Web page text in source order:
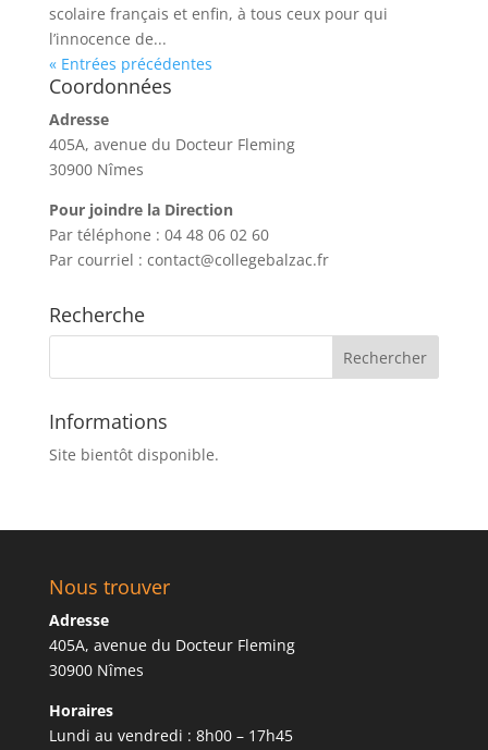
scolaire français et enfin, à tous ceux pour qui
l’innocence de...
« Entrées précédentes
Coordonnées
Adresse
405A, avenue du Docteur Fleming
30900 Nîmes
Pour joindre la Direction
Par téléphone : 04 48 06 02 60
Par courriel : contact@collegebalzac.fr
Recherche
Informations
Site bientôt disponible.
Nous trouver
Adresse
405A, avenue du Docteur Fleming
30900 Nîmes
Horaires
Lundi au vendredi : 8h00 – 17h45